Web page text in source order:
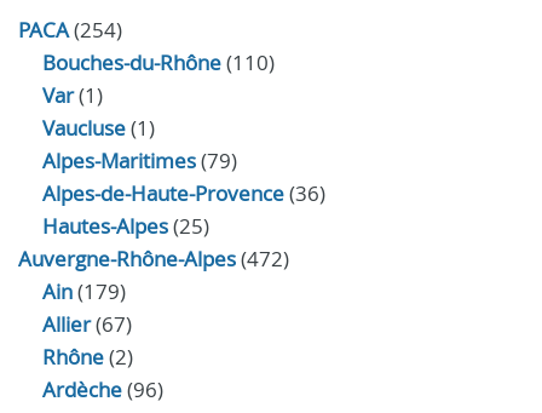
PACA(254)
Bouches-du-Rhône(110)
Var(1)
Vaucluse(1)
Alpes-Maritimes(79)
Alpes-de-Haute-Provence(36)
Hautes-Alpes(25)
Auvergne-Rhône-Alpes(472)
Ain(179)
Allier(67)
Rhône(2)
Ardèche(96)